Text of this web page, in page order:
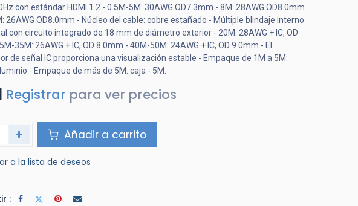
con estándar HDMI 1.2 - 0.5M-5M: 30AWG OD7.3mm - 8M: 28AWG OD8.0mm
26AWG OD8.0mm - Núcleo del cable: cobre estañado - Múltiple blindaje interno
con circuito integrado de 18 mm de diámetro exterior - 20M: 28AWG + IC, OD
35M: 26AWG + IC, OD 8.0mm - 40M-50M: 24AWG + IC, OD 9.0mm - El
de señal IC proporciona una visualización estable - Empaque de 1M a 5M:
- Empaque de más de 5M: caja - 5M.
Registrar para ver precios
Añadir a carrito
a la lista de deseos
: